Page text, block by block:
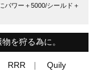
パワー＋5000/シールド＋
を狩る為に。
RRR Quily